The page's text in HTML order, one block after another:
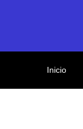
Inicio